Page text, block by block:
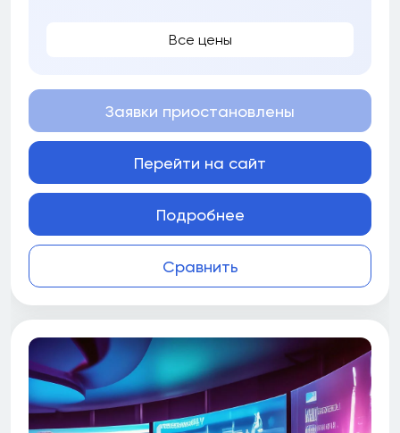
Все цены
Сравнить
Заявки приостановлены
Перейти на сайт
Подробнее